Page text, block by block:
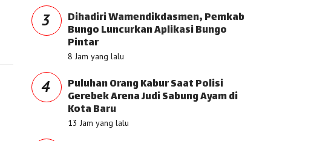
3 Dihadiri Wamendikdasmen, Pemkab
Bungo Luncurkan Aplikasi Bungo
Pintar
8 Jam yang lalu
4 Puluhan Orang Kabur Saat Polisi
Gerebek Arena Judi Sabung Ayam di
Kota Baru
13 Jam yang lalu